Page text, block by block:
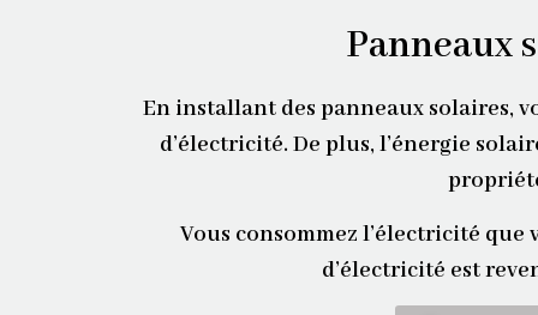
Panneaux
En installant des panneaux solaires,
d’électricité. De plus, l’énergie
Vous consommez l’électricité que
d’électricité est